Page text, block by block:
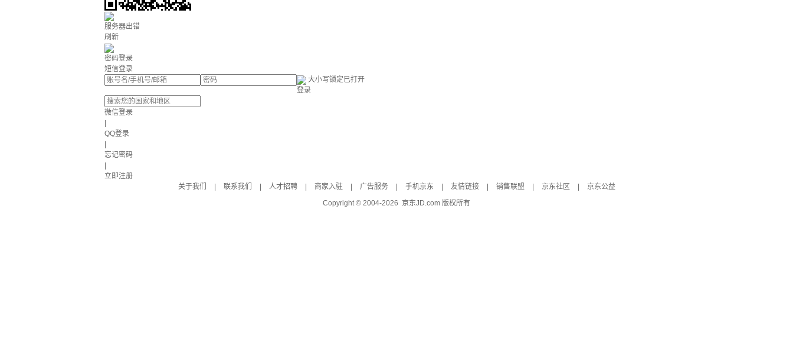
服务器出错
刷新
密码登录
短信登录
大小写锁定已打开
登录
微信登录
QQ登录
忘记密码
立即注册
关于我们
联系我们 人才招聘 商家入驻 广告服务 手机京东 友情链接 销售联盟 京东社区
京东公益
Copyright © 2004-2026 京东JD.com 版权所有